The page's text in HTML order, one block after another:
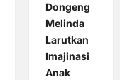
Dongeng
Melinda
Larutkan
Imajinasi
Anak